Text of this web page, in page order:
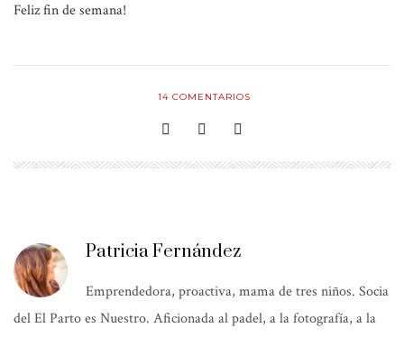
Feliz fin de semana!
14 COMENTARIOS
Patricia Fernández
Emprendedora, proactiva, mama de tres niños. Socia
del El Parto es Nuestro. Aficionada al padel, a la fotografía, a la